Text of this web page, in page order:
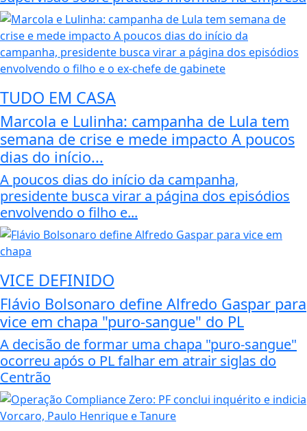
TUDO EM CASA
Marcola e Lulinha: campanha de Lula tem
semana de crise e mede impacto A poucos
dias do início...
A poucos dias do início da campanha,
presidente busca virar a página dos episódios
envolvendo o filho e...
VICE DEFINIDO
Flávio Bolsonaro define Alfredo Gaspar para
vice em chapa "puro-sangue" do PL
A decisão de formar uma chapa "puro-sangue"
ocorreu após o PL falhar em atrair siglas do
Centrão